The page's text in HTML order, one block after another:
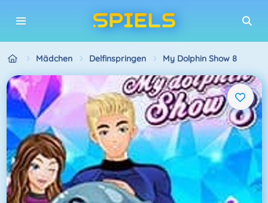
Mädchen Delfinspringen My Dolphin Show 8